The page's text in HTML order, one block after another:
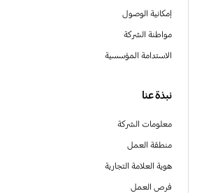
إمكانية الوصول
مواطنة الشركة
الاستدامة المؤسسية
نبذة عنا
معلومات الشركة
منطقة العمل
هوية العلامة التجارية
فرص العمل